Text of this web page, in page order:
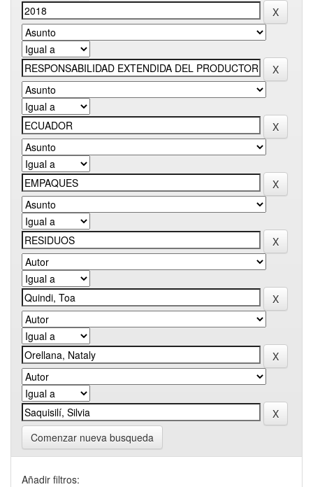
Comenzar nueva busqueda
Añadir filtros: